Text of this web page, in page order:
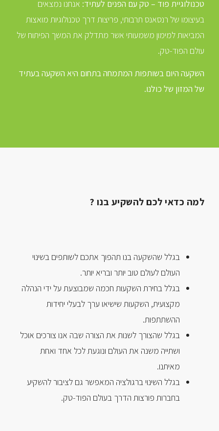
טכנולוגיית פוד – טק עם הפנים לעתיד: אנחנו נמצאים
בעיצומו של רנסאנס תרבותי, פריצות דרך טכנולוגיות מואצות
המביאות למימון משמעותי אשר מתדלק את המשך הפיתוח של
עולם הפוד-טק.
השקעה היום בשותפות המתמחה בתחום היא השקעה בעתיד
של המזון של כולנו.
למה כדאי לכם להשקיע בנו ?
בגלל שהשקעה בנו תהפוך אתכם לשותפים בשינוי
העולם לעולם טוב יותר ובריא יותר.
בגלל בחירת השקעות חכמה שמבוצעת על ידי הנהלה
מקצועית, השקעות שישיאו ערך לבעלי יחידות
ההשתתפות.
בגלל שהצורך לשנות את הצורה שבה אנו צורכים אוכל
ושתייה משנה את העולם ונוגעת לכל אחד ואחת
מאיתנו.
בגלל השינוי ברגולציה המאפשר גם לציבור להשקיע
בחברות פורצות הדרך בעולם הפוד-טק.